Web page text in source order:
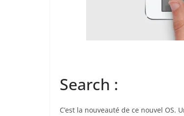
Search :
C’est la nouveauté de ce nouvel